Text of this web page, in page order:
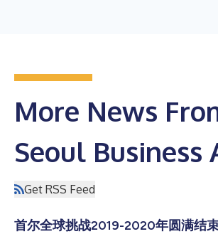
More News
Seoul Business
Get RSS Feed
首尔全球挑战2019-2020年圆满结